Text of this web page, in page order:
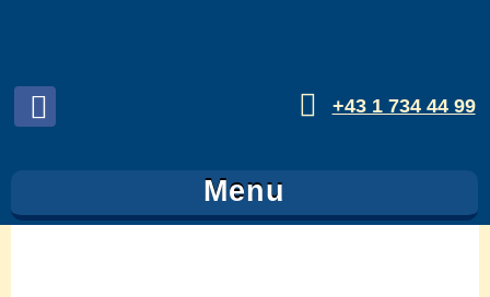
+43 1 734 44 99
Menu